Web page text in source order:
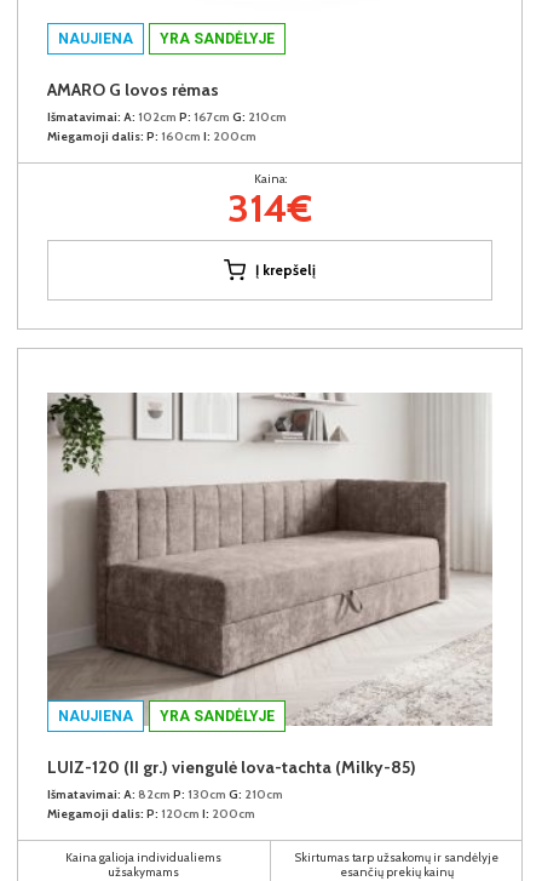
NAUJIENA YRA SANDĖLYJE
AMARO G lovos rėmas
Išmatavimai: A: 102cm P: 167cm G: 210cm
Miegamoji dalis: P: 160cm I: 200cm
Kaina:
314€
Į krepšelį
NAUJIENA YRA SANDĖLYJE
LUIZ-120 (II gr.) viengulė lova-tachta (Milky-85)
Išmatavimai: A: 82cm P: 130cm G: 210cm
Miegamoji dalis: P: 120cm I: 200cm
Kaina galioja individualiems
užsakymams
Skirtumas tarp užsakomų ir sandėlyje
esančių prekių kainų